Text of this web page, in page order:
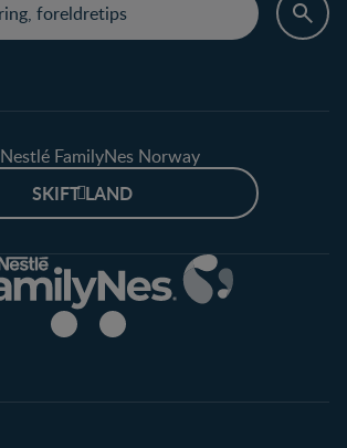
Nestlé FamilyNes Norway
SKIFT LAND